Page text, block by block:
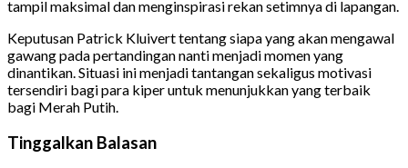
tampil maksimal dan menginspirasi rekan setimnya di lapangan.
Keputusan Patrick Kluivert tentang siapa yang akan mengawal
gawang pada pertandingan nanti menjadi momen yang
dinantikan. Situasi ini menjadi tantangan sekaligus motivasi
tersendiri bagi para kiper untuk menunjukkan yang terbaik
bagi Merah Putih.
Tinggalkan Balasan